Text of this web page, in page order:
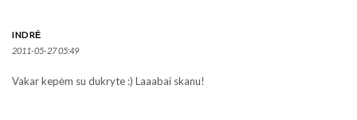
INDRĖ
2011-05-27 05:49
Vakar kepėm su dukryte :) Laaabai skanu!